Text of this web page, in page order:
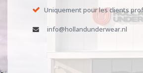
Uniquement pour les clients
info@hollandunderwear.nl